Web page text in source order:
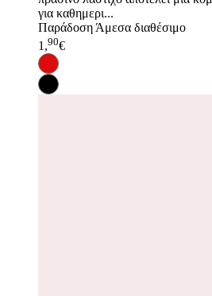
για καθημερι...
Παράδοση Άμεσα διαθέσιμο
1,90€